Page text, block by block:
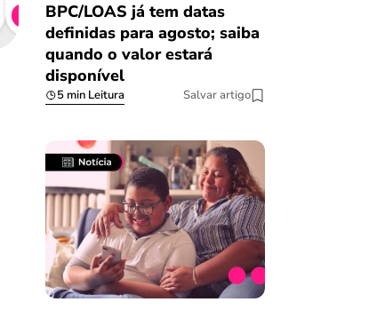
BPC/LOAS já tem datas
definidas para agosto; saiba
quando o valor estará
disponível
5 min Leitura Salvar artigo